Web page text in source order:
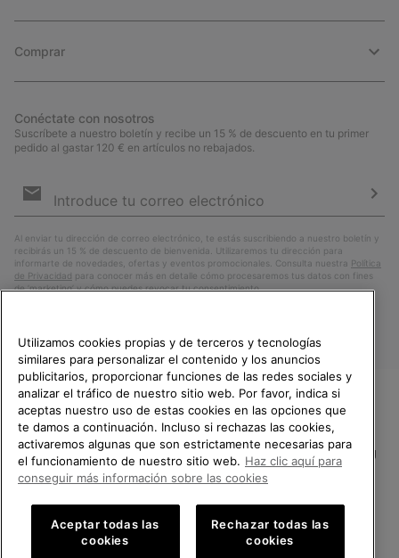
Comprar
Conéctate con nosotros
Suscríbete a nuestro boletín y recibe un 15 % de descuento en tu primer
pedido al gastar 120 € en artículos no rebajados.
de
Al enviar tu dirección de correo electrónico, te estás suscribiendo a nuestro boletín y
recibirás un 15 % de descuento de bienvenida. Utilizaremos tu dirección para
informarte de novedades, ofertas y eventos promocionales. Consulta nuestra Política
de Privacidad para conocer más en detalle cómo procesaremos tus datos con fines
de ’marketing’ y cómo puedes revocar tu consentimiento.
España
Política de Privacidad Condiciones De Uso Terminos de Venta
Cookies Impressum Public CBCR
TE DAMOS LA BIENVENIDA A
SOREL.
POR FAVOR, SELECCIONA TU
PAÍS.
Compras en línea disponibles
Utilizamos cookies propias y de terceros y tecnologías
similares para personalizar el contenido y los anuncios
publicitarios, proporcionar funciones de las redes sociales y
analizar el tráfico de nuestro sitio web. Por favor, indica si
aceptas nuestro uso de estas cookies en las opciones que
te damos a continuación. Incluso si rechazas las cookies,
activaremos algunas que son estrictamente necesarias para
el funcionamiento de nuestro sitio web. Haz clic aquí para
conseguir más información sobre las cookies
Aceptar todas las
cookies
Rechazar todas las
cookies